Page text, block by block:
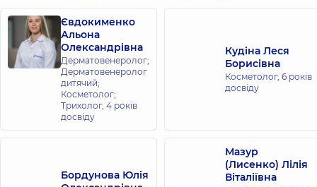
Євдокименко
Альона
Олександрівна
Дерматовенеролог;
Дерматовенеролог
дитячий;
Косметолог;
Трихолог, 4 років
досвіду
Кудіна Леся
Борисівна
Косметолог, 6 років
досвіду
Бордунова Юлія
Мазур
(Лисенко) Лілія
Віталіївна